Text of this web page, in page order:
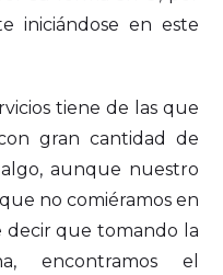
iniciándose en este
tiene de las que
gran cantidad de
aunque nuestro
no comiéramos en
decir que tomando la
encontramos el